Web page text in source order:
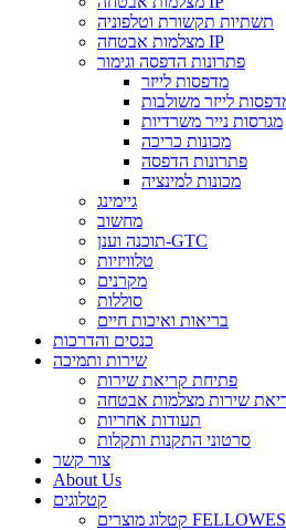
תשתיות תקשורת וטלפוניה
מצלמות אבטחה IP
פתרונות הדפסה וגימור
מדפסות לייזר
מגרסות נייר משרדיות
מכונות כריכה
פתרונות הדפסה
מכונות למינציה
גיימינג
מחשוב
תוכנה וענן-GTC
טלוויזיות
מקרנים
סוללות
בריאות ואיכות חיים
כנסים והדרכות
שירות ותמיכה
פתיחת קריאת שירות
תעודות אחריות
סרטוני התקנות ותקלות
צור קשר
About Us
קטלוגים
קטלוג מוצרים FELLOWES